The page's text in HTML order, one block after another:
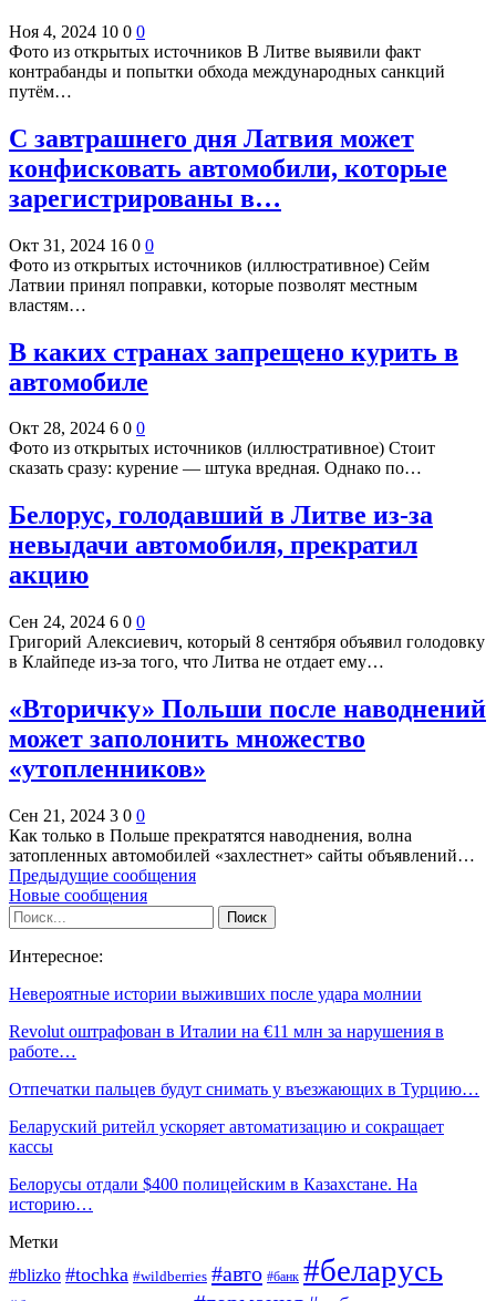
Ноя 4, 2024 10 0 0
Фото из открытых источников В Литве выявили факт
контрабанды и попытки обхода международных санкций
путём…
С завтрашнего дня Латвия может
конфисковать автомобили, которые
зарегистрированы в…
Окт 31, 2024 16 0 0
Фото из открытых источников (иллюстративное) Сейм
Латвии принял поправки, которые позволят местным
властям…
В каких странах запрещено курить в
автомобиле
Окт 28, 2024 6 0 0
Фото из открытых источников (иллюстративное) Стоит
сказать сразу: курение — штука вредная. Однако по…
Белорус, голодавший в Литве из-за
невыдачи автомобиля, прекратил
акцию
Сен 24, 2024 6 0 0
Григорий Алексиевич, который 8 сентября объявил голодовку
в Клайпеде из-за того, что Литва не отдает ему…
«Вторичку» Польши после наводнений
может заполонить множество
«утопленников»
Сен 21, 2024 3 0 0
Как только в Польше прекратятся наводнения, волна
затопленных автомобилей «захлестнет» сайты объявлений…
Предыдущие сообщения
Новые сообщения
Интересное:
Невероятные истории выживших после удара молнии
Revolut оштрафован в Италии на €11 млн за нарушения в
работе…
Отпечатки пальцев будут снимать у въезжающих в Турцию…
Беларуский ритейл ускоряет автоматизацию и сокращает
кассы
Белорусы отдали $400 полицейским в Казахстане. На
историю…
Метки
#blizko #tochka #wildberries #авто #банк #беларусь